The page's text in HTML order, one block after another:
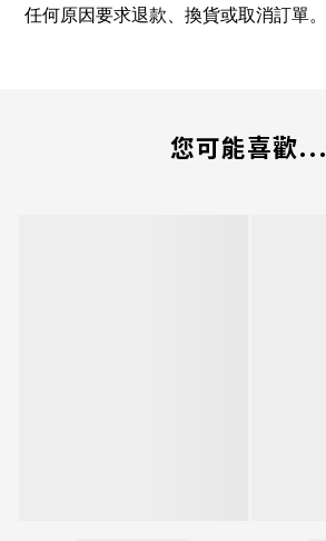
任何原因要求退款、換貨或取消訂單。
您可能喜歡...